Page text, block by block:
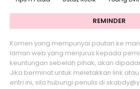
REMINDER
Komen yang mempunyai pautan ke
laman web yang menjurus kepada
keuntungan sebelah pihak, akan
Jika berminat untuk meletakkan link
entri ini, sila hubungi penulis di